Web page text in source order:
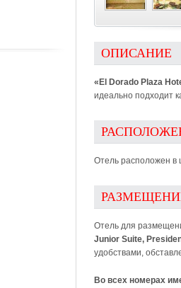
ОПИСАНИЕ
«El Dorado Plaza
идеально подходит
Отель расположен в
Отель для
Junior Suite,
удобствами,
Во всех номерах